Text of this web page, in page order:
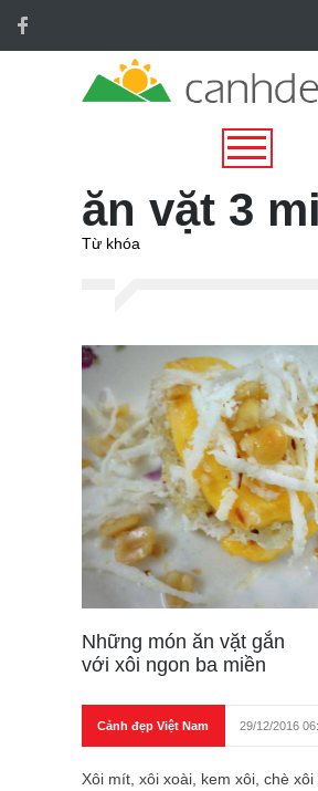
ăn vặt 3
Từ khóa
Những món ăn vặt gắn
với xôi ngon ba miền
Cảnh đẹp Việt Nam 29/12/2016
Xôi mít, xôi xoài, kem xôi, chè